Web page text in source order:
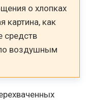
о хлопках
картина, как
средств
воздушным